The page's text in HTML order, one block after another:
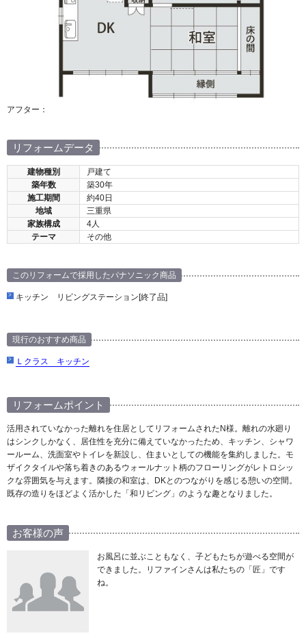
アフター：
リフォームデータ
建物種別
戸建て
築年数
築30年
施工期間
約40日
地域
三重県
家族構成
4人
テーマ
その他
このリフォームで採用したパナソニック商品
キッチン リビングステーション[終了品]
現行のおすすめ商品
Ｌクラス キッチン
リフォームポイント
活用されていなかった離れを住居としてリフォームされたN様。離れの水廻り
はシンクしかなく、居住性を充分に備えていなかったため、キッチン、シャワ
ールーム、洗面室やトイレを新設し、住まいとしての機能を集約しました。モ
ザイクタイルや落ち着きのあるウォールナット柄のフローリングがレトロシッ
クな雰囲気を与えます。隣接の和室は、DKとのつながりを感じる憩いの空間。
既存の造りをほどよく活かした「和リビング」のような趣となりました。
お客様の声
お風呂に並ぶこともなく、子どもたちが遊べる空間が
できました。リファインさんは私たちの「匠」です
ね。